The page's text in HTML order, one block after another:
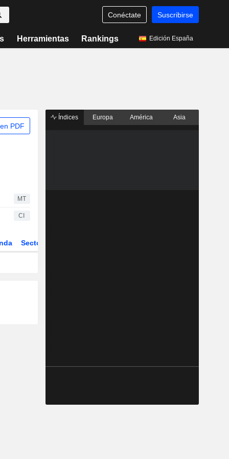
Conéctate Suscribirse
Herramientas Rankings Edición España
PDF
MT
CI
Sector
Índices Europa América Asia